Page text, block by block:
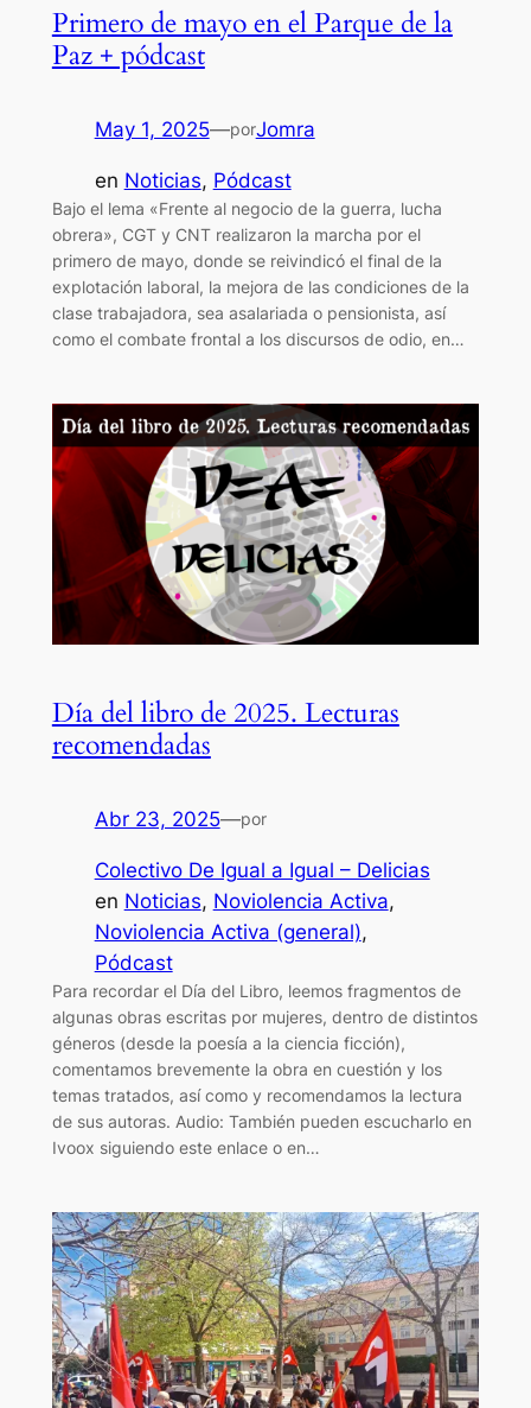
Primero de mayo en el Parque de la
Paz + pódcast
May 1, 2025—porJomra
en Noticias, Pódcast
Bajo el lema «Frente al negocio de la guerra, lucha
obrera», CGT y CNT realizaron la marcha por el
primero de mayo, donde se reivindicó el final de la
explotación laboral, la mejora de las condiciones de la
clase trabajadora, sea asalariada o pensionista, así
como el combate frontal a los discursos de odio, en…
Día del libro de 2025. Lecturas
recomendadas
Abr 23, 2025—por
Colectivo De Igual a Igual – Delicias
en Noticias, Noviolencia Activa
Noviolencia Activa (general)
Pódcast
Para recordar el Día del Libro, leemos fragmentos de
algunas obras escritas por mujeres, dentro de distintos
géneros (desde la poesía a la ciencia ficción),
comentamos brevemente la obra en cuestión y los
temas tratados, así como y recomendamos la lectura
de sus autoras. Audio: También pueden escucharlo en
Ivoox siguiendo este enlace o en…